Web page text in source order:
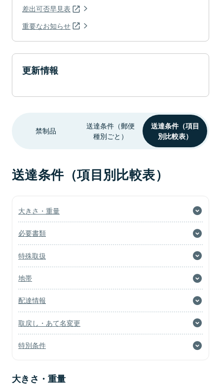
差出可否早見表
重要なお知らせ
更新情報
禁制品
送達条件（郵便
種別ごと）
送達条件（項目
別比較表）
送達条件（項目別比較表）
大きさ・重量
必要書類
特殊取扱
地帯
配達情報
取戻し・あて名変更
特別条件
大きさ・重量